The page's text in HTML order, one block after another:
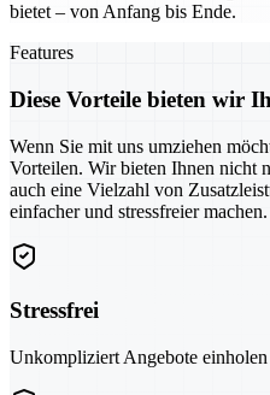
bietet – von Anfang bis Ende.
Features
Diese Vorteile bieten wir
Wenn Sie mit uns umziehen
Vorteilen. Wir bieten Ihnen nicht
auch eine Vielzahl von
einfacher und stressfreier machen.
Stressfrei
Unkompliziert Angebote